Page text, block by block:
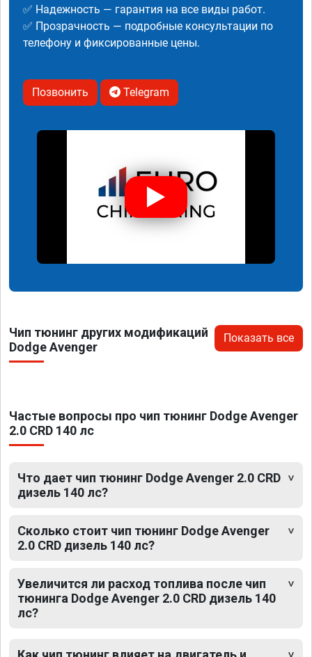
✅ Надежность — гарантия на все виды работ.
✅ Прозрачность — подробные консультации по
телефону и фиксированные цены.
Позвонить Telegram
Чип тюнинг других модификаций
Dodge Avenger
Показать все
Частые вопросы про чип тюнинг Dodge Avenger
2.0 CRD 140 лс
Что дает чип тюнинг Dodge Avenger 2.0 CRD
дизель 140 лс?
Сколько стоит чип тюнинг Dodge Avenger
2.0 CRD дизель 140 лс?
Увеличится ли расход топлива после чип
тюнинга Dodge Avenger 2.0 CRD дизель 140
лс?